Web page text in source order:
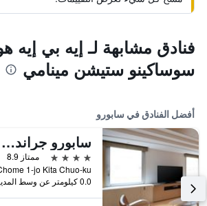
فنادق مشابهة لـ إيه بي إيه
سوساكينو ستيشن مينامي
أفضل الفنادق في سابورو
سابورو جراند هوتل
4 نجوم
ممتاز 8.9
0.0 كيلومتر عن وسط المدينة